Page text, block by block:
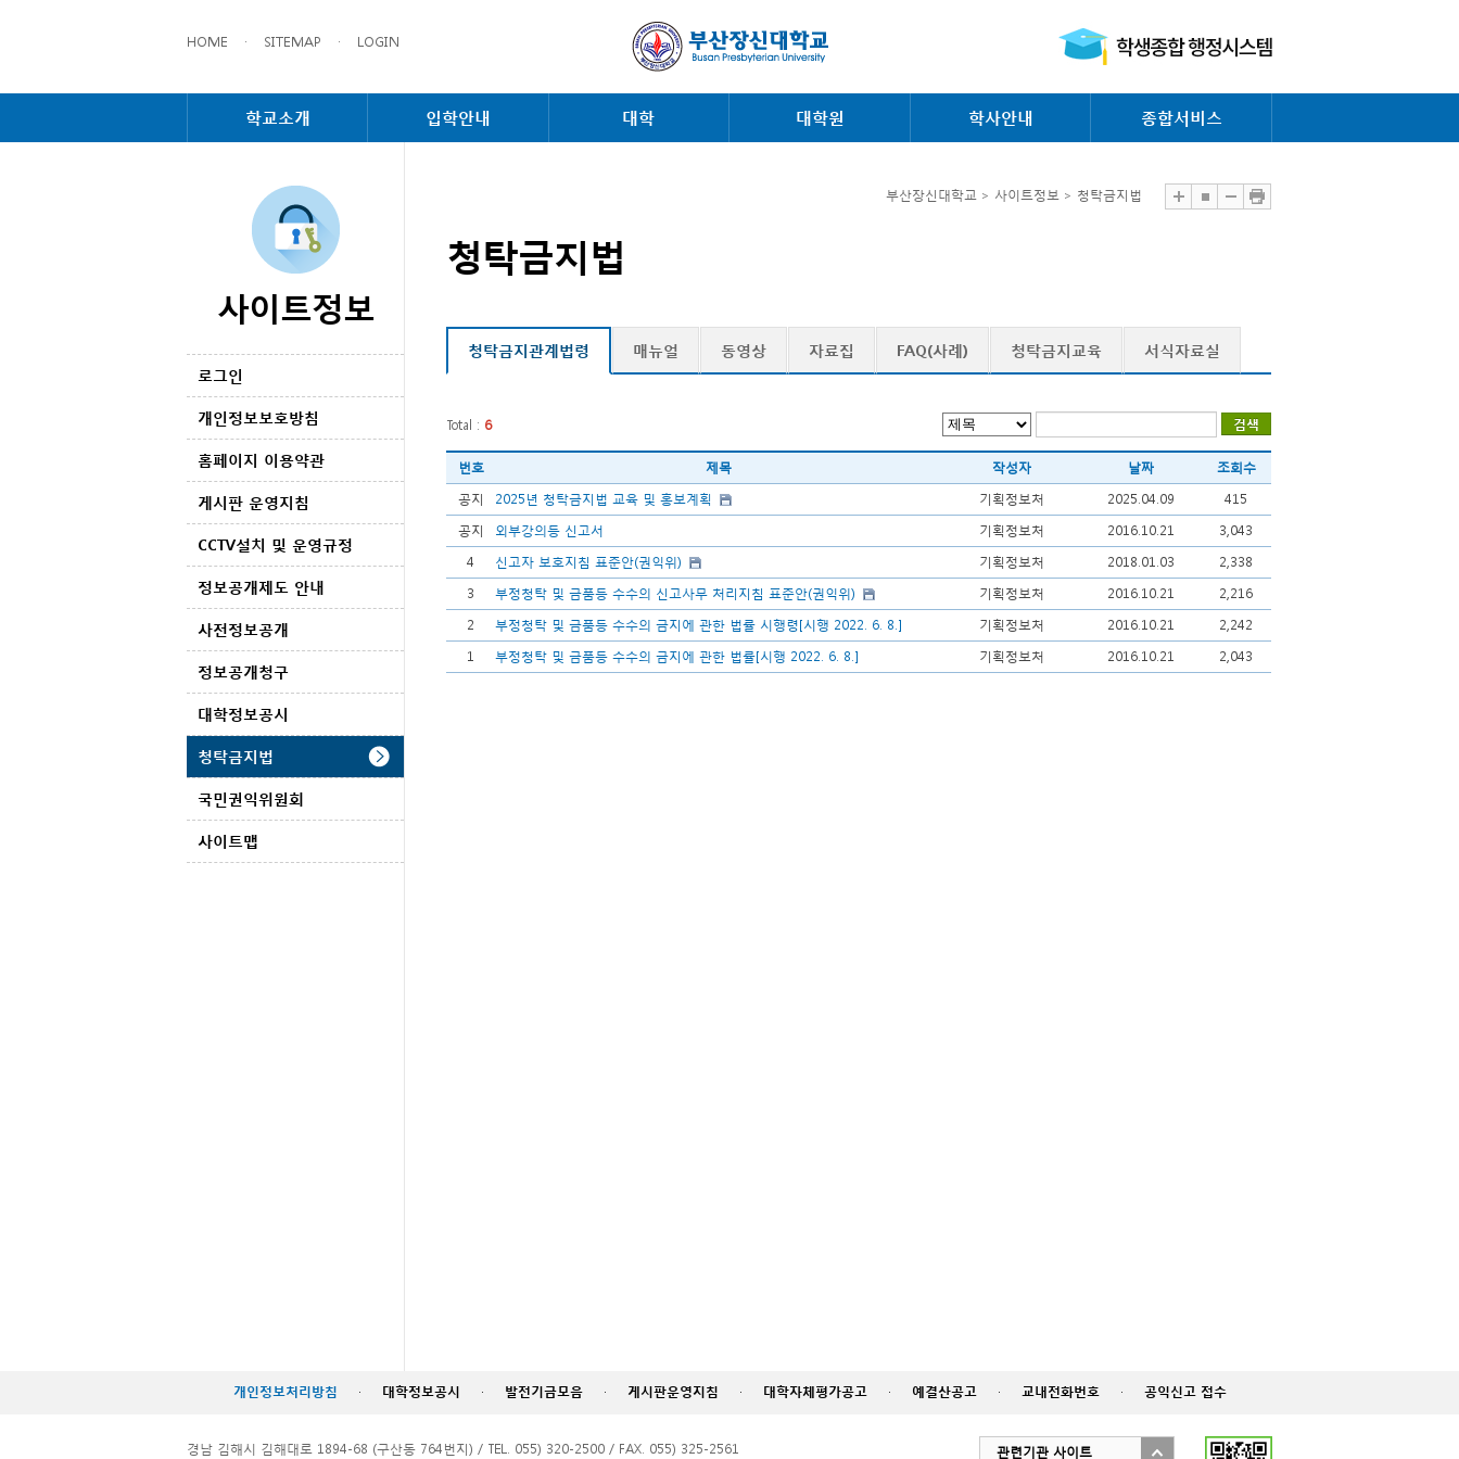
HOME · SITEMAP · LOGIN
학교소개 입학안내 대학 대학원 학사안내 종합서비스
사이트정보
로그인
개인정보보호방침
홈페이지 이용약관
게시판 운영지침
CCTV설치 및 운영규정
정보공개제도 안내
사전정보공개
정보공개청구
대학정보공시
청탁금지법
국민권익위원회
사이트맵
부산장신대학교 > 사이트정보 > 청탁금지법
청탁금지법
청탁금지관계법령 매뉴얼 동영상 자료집 FAQ(사례) 청탁금지교육 서식자료실
Total : 6
번호 제목 작성자 날짜
조회수
공지
2025년 청탁금지법 교육 및 홍보계획 기획정보처 2025.04.09
415
공지
외부강의등 신고서 기획정보처 2016.10.21
3,043
4
신고자 보호지침 표준안(권익위) 기획정보처 2018.01.03
2,338
3
부정청탁 및 금품등 수수의 신고사무 처리지침 표준안(권익위) 기획정보처 2016.10.21
2,216
2
부정청탁 및 금품등 수수의 금지에 관한 법률 시행령[시행 2022. 6. 8.] 기획정보처 2016.10.21
2,242
1
부정청탁 및 금품등 수수의 금지에 관한 법률[시행 2022. 6. 8.] 기획정보처 2016.10.21 2,043
개인정보처리방침 · 대학정보공시 · 발전기금모음 · 게시판운영지침 · 대학자체평가공고 · 예결산공고 · 교내전화번호 · 공익신고 접수
경남 김해시 김해대로 1894-68 (구산동 764번지) / TEL. 055) 320-2500 / FAX. 055) 325-2561 관련기관 사이트